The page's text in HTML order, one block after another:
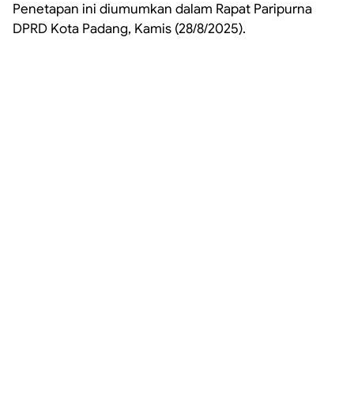
Penetapan ini diumumkan dalam Rapat Paripurna
DPRD Kota Padang, Kamis (28/8/2025).